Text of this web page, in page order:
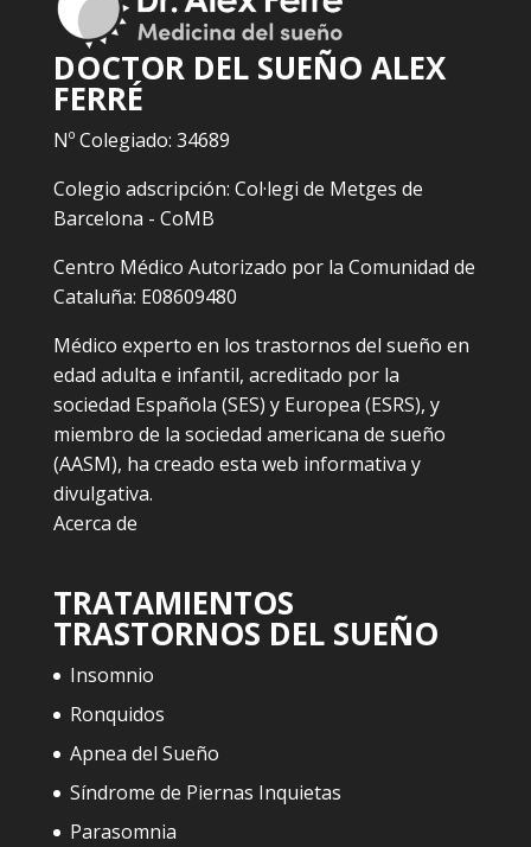
DOCTOR DEL SUEÑO ALEX
FERRÉ
Nº Colegiado: 34689
Colegio adscripción: Col·legi de Metges de
Barcelona - CoMB
Centro Médico Autorizado por la Comunidad de
Cataluña: E08609480
Médico experto en los trastornos del sueño en
edad adulta e infantil, acreditado por la
sociedad Española (SES) y Europea (ESRS), y
miembro de la sociedad americana de sueño
(AASM), ha creado esta web informativa y
divulgativa.
Acerca de
TRATAMIENTOS
TRASTORNOS DEL SUEÑO
Insomnio
Ronquidos
Apnea del Sueño
Síndrome de Piernas Inquietas
Parasomnia